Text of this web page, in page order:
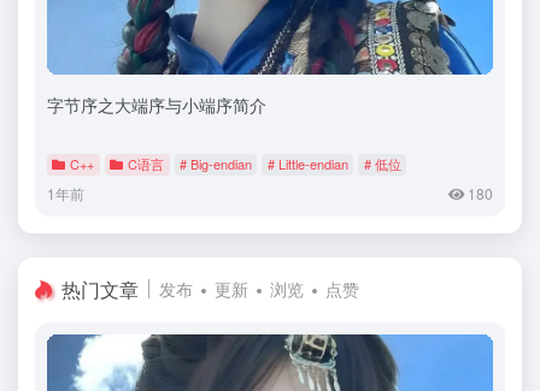
字节序之大端序与小端序简介
C++ C语言 # Big-endian # Little-endian # 低位
1年前 180
热门文章 发布 更新 浏览 点赞